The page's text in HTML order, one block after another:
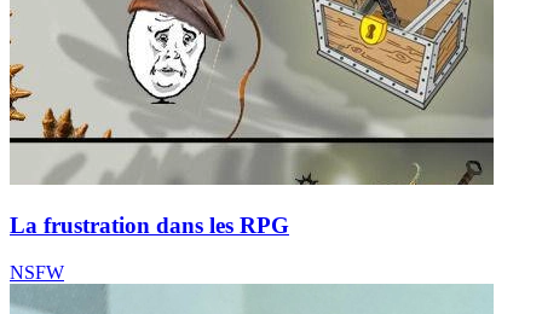
La frustration dans les RPG
NSFW